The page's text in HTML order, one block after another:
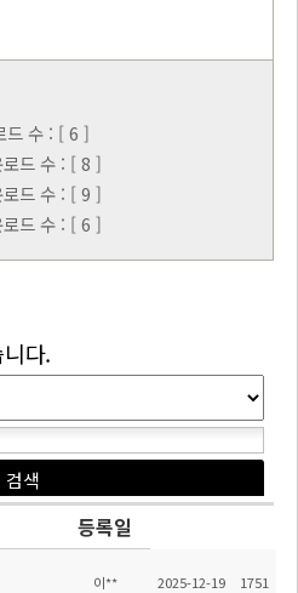
드 수 : [ 6 ]
드 수 : [ 8 ]
드 수 : [ 9 ]
드 수 : [ 6 ]
다.
등록일
라디오 방송 소주한국학교 설립 관련 이상철 이사장 및 초대교장 인
이** 2025-12-19 1751